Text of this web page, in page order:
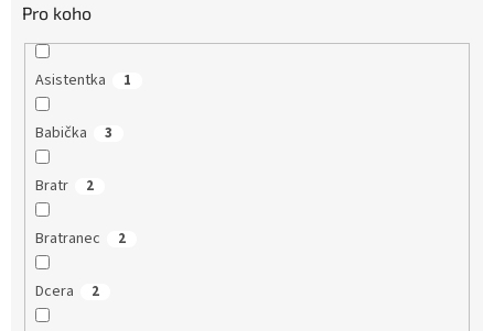
Pro koho
Asistentka 1
Babička 3
Bratr 2
Bratranec 2
Dcera 2